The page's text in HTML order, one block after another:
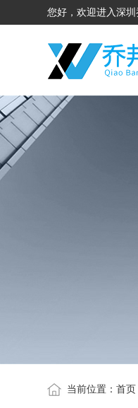
您好，欢迎进入深圳
当前位置：首页